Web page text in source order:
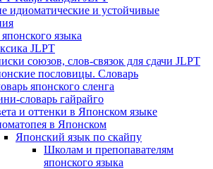
идиоматические и устойчивые
языка
JLPT
союзов, слов-связок для сдачи JLPT
пословицы. Словарь
японского сленга
словарь гайрайго
и оттенки в Японском языке
в Японском
Японский язык по скайпу
Школам и препопавателям
японского языка